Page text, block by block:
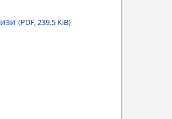
(PDF, 239.5 KiB)